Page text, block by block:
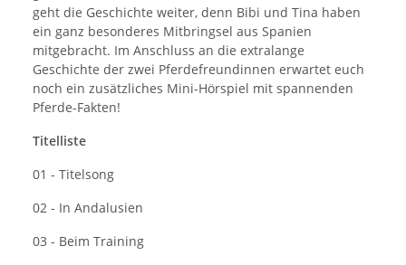
geht die Geschichte weiter, denn Bibi und Tina haben
ein ganz besonderes Mitbringsel aus Spanien
mitgebracht. Im Anschluss an die extralange
Geschichte der zwei Pferdefreundinnen erwartet euch
noch ein zusätzliches Mini-Hörspiel mit spannenden
Pferde-Fakten!
Titelliste
01 - Titelsong
02 - In Andalusien
03 - Beim Training